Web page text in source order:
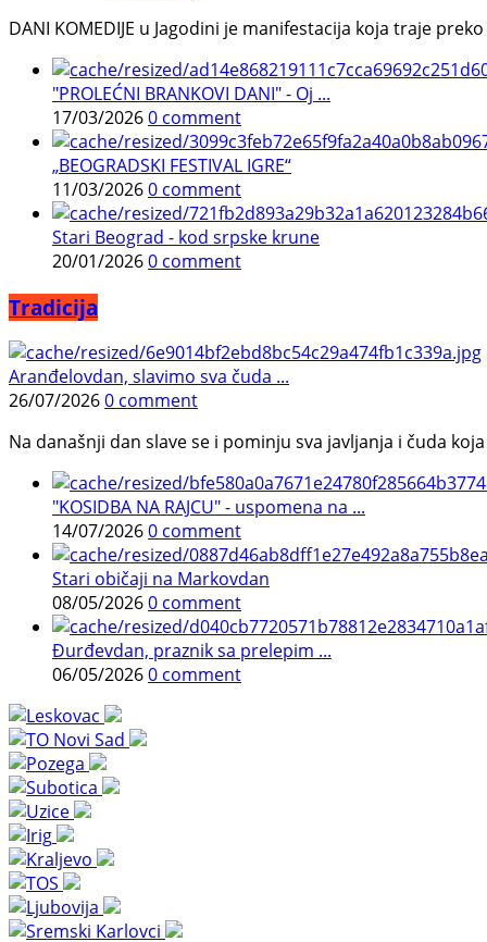
DANI KOMEDIJE u Jagodini je manifestacija koja traje
"PROLEĆNI BRANKOVI DANI" - Oj ...
17/03/20260 comment
„BEOGRADSKI FESTIVAL IGRE“
11/03/20260 comment
Stari Beograd - kod srpske krune
20/01/20260 comment
Tradicija
Aranđelovdan, slavimo sva čuda ...
26/07/20260 comment
Na današnji dan slave se i pominju sva javljanja i čuda
"KOSIDBA NA RAJCU" - uspomena na ...
14/07/20260 comment
Stari običaji na Markovdan
08/05/20260 comment
Đurđevdan, praznik sa prelepim ...
06/05/20260 comment